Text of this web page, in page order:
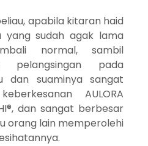
apabila kitaran haid
yang sudah agak lama
normal, sambil
pelangsingan pada
dan suaminya sangat
AULORA
dan sangat berbesar
orang lain memperolehi